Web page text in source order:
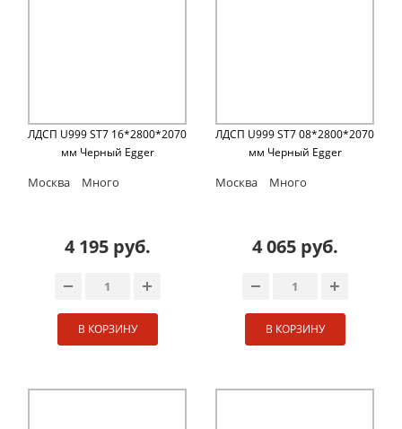
ЛДСП U999 ST7 16*2800*2070
мм Черный Egger
Москва Много
4 195 руб.
В КОРЗИНУ
ЛДСП U999 ST7 08*2800*2070
мм Черный Egger
Москва Много
4 065 руб.
В КОРЗИНУ